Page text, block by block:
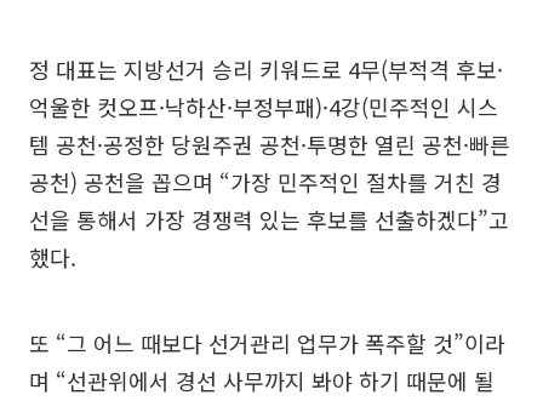
정 대표는 지방선거 승리 키워드로 4무(부적격 후보·
억울한 컷오프·낙하산·부정부패)·4강(민주적인 시스
템 공천·공정한 당원주권 공천·투명한 열린 공천·빠른
공천) 공천을 꼽으며 “가장 민주적인 절차를 거친 경
선을 통해서 가장 경쟁력 있는 후보를 선출하겠다”고
했다.
또 “그 어느 때보다 선거관리 업무가 폭주할 것”이라
며 “선관위에서 경선 사무까지 봐야 하기 때문에 될